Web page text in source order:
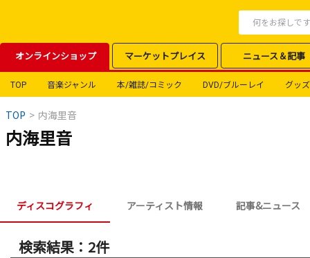
オンラインショップ マーケットプレイス ニュース＆記事
TOP 音楽ジャンル 本/雑誌/コミック DVD/ブルーレイ グッズ
TOP > 内海里音
内海里音
ディスコグラフィ アーティスト情報 記事&ニュース
検索結果：2件